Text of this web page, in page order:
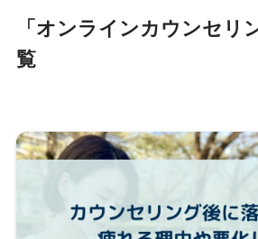
「オンラインカウンセリ
覧